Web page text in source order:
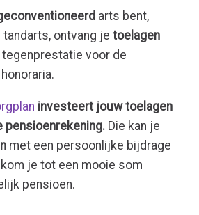
arts bent,
ontvang je toelagen
voor de
investeert jouw toelagen
pensioenrekening. Die kan je
met een persoonlijke bijdrage
kom je tot een mooie som
pensioen.